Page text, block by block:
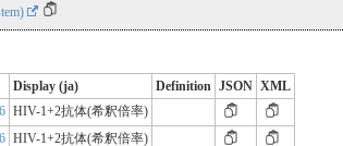
Display (ja) Definition JSON XML
HIV-1+2抗体(希釈倍率)
HIV-1+2抗体(希釈倍率)